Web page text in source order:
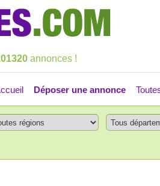
annonces !
Déposer une annonce